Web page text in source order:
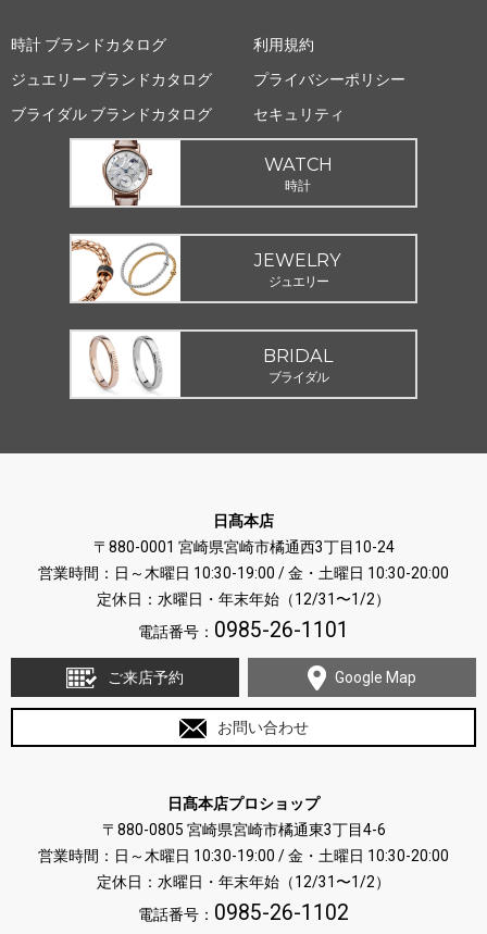
時計 ブランドカタログ
ジュエリー ブランドカタログ
ブライダル ブランドカタログ
利用規約
プライバシーポリシー
セキュリティ
WATCH
時計
JEWELRY
ジュエリー
BRIDAL
ブライダル
日髙本店
〒880-0001 宮崎県宮崎市橘通西3丁目10-24
営業時間：日～木曜日 10:30-19:00 / 金・土曜日 10:30-20:00
定休日：水曜日・年末年始（12/31〜1/2）
電話番号： 0985-26-1101
ご来店予約 Google Map
お問い合わせ
日髙本店プロショップ
〒880-0805 宮崎県宮崎市橘通東3丁目4-6
営業時間：日～木曜日 10:30-19:00 / 金・土曜日 10:30-20:00
定休日：水曜日・年末年始（12/31〜1/2）
電話番号： 0985-26-1102